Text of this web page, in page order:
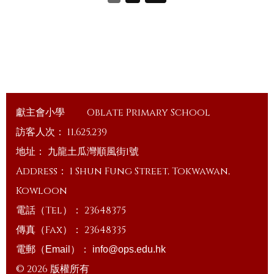
獻主會小學
Oblate Primary School
訪客人次： 11,625,239
地址： 九龍土瓜灣順風街1號
Address： 1 Shun Fung Street, Tokwawan,
Kowloon
電話（Tel）： 23648375
傳真（Fax）： 23648335
電郵（Email）： info@ops.edu.hk
© 2026 版權所有